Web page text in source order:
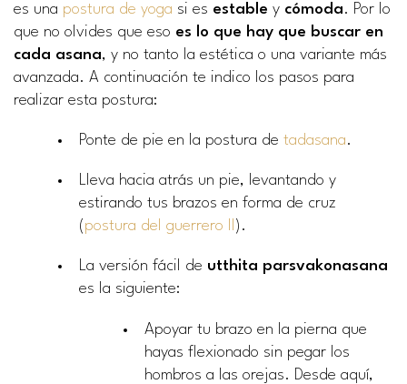
es una postura de yoga si es estable y cómoda. Por lo
que no olvides que eso es lo que hay que buscar en
cada asana, y no tanto la estética o una variante más
avanzada. A continuación te indico los pasos para
realizar esta postura:
Ponte de pie en la postura de tadasana.
Lleva hacia atrás un pie, levantando y
estirando tus brazos en forma de cruz
( postura del guerrero II ).
La versión fácil de utthita parsvakonasana
es la siguiente:
Apoyar tu brazo en la pierna que
hayas flexionado sin pegar los
hombros a las orejas. Desde aquí,